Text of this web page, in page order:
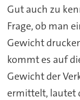
Gut auch zu
Frage, ob man
Gewicht
kommt es auf
Gewicht der
ermittelt, lautet